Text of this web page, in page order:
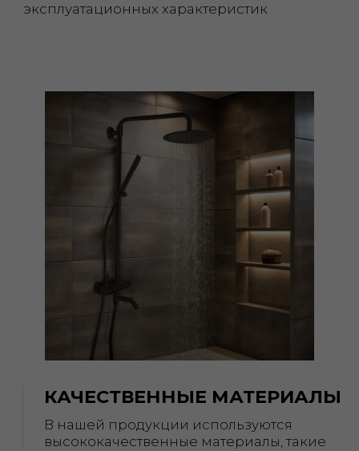
стандарта SUS 304, что обеспечивает
долговечность, устойчивость к
коррозии и механическим
повреждениям
ВЫГОДНЫЕ ЦЕНЫ
Чтобы сделать нашу продукцию
доступной для большего числа
клиентов, мы оптимизировали
производственные процессы и
снизить затраты без ущерба для
проходит строгий контроль на всех
этапах производства, чтобы
соответствовать высоким стандартам
Kasanye
ИТАЛЬЯНСКОЕ БЮРО
итальянским дизайнерским бюро.
освещение — это не просто
функциональный элемент, но и
важная часть интерьера